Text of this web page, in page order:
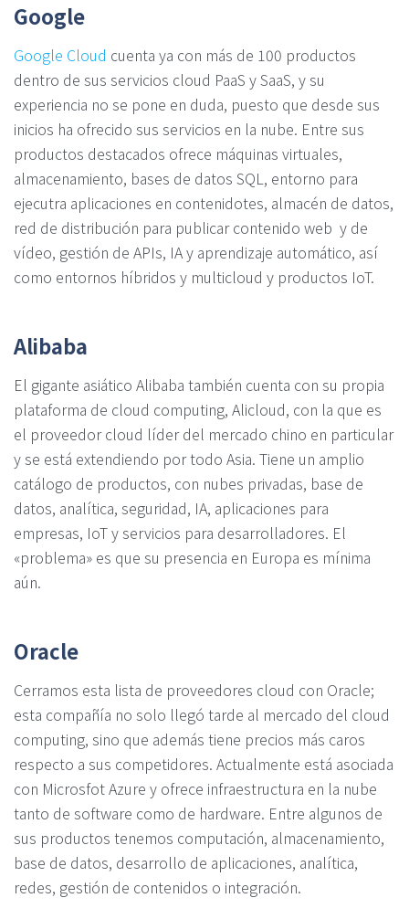
Google
Google Cloud cuenta ya con más de 100 productos
dentro de sus servicios cloud PaaS y SaaS, y su
experiencia no se pone en duda, puesto que desde sus
inicios ha ofrecido sus servicios en la nube. Entre sus
productos destacados ofrece máquinas virtuales,
almacenamiento, bases de datos SQL, entorno para
ejecutra aplicaciones en contenidotes, almacén de datos,
red de distribución para publicar contenido web y de
vídeo, gestión de APIs, IA y aprendizaje automático, así
como entornos híbridos y multicloud y productos IoT.
Alibaba
El gigante asiático Alibaba también cuenta con su propia
plataforma de cloud computing, Alicloud, con la que es
el proveedor cloud líder del mercado chino en particular
y se está extendiendo por todo Asia. Tiene un amplio
catálogo de productos, con nubes privadas, base de
datos, analítica, seguridad, IA, aplicaciones para
empresas, IoT y servicios para desarrolladores. El
«problema» es que su presencia en Europa es mínima
aún.
Oracle
Cerramos esta lista de proveedores cloud con Oracle;
esta compañía no solo llegó tarde al mercado del cloud
computing, sino que además tiene precios más caros
respecto a sus competidores. Actualmente está asociada
con Microsfot Azure y ofrece infraestructura en la nube
tanto de software como de hardware. Entre algunos de
sus productos tenemos computación, almacenamiento,
base de datos, desarrollo de aplicaciones, analítica,
redes, gestión de contenidos o integración.